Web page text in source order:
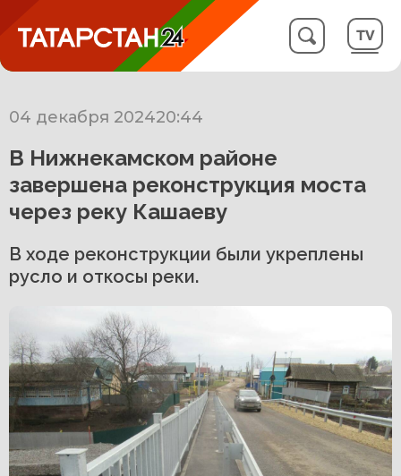
04 декабря 202420:44
В Нижнекамском районе
завершена реконструкция моста
через реку Кашаеву
В ходе реконструкции были укреплены
русло и откосы реки.